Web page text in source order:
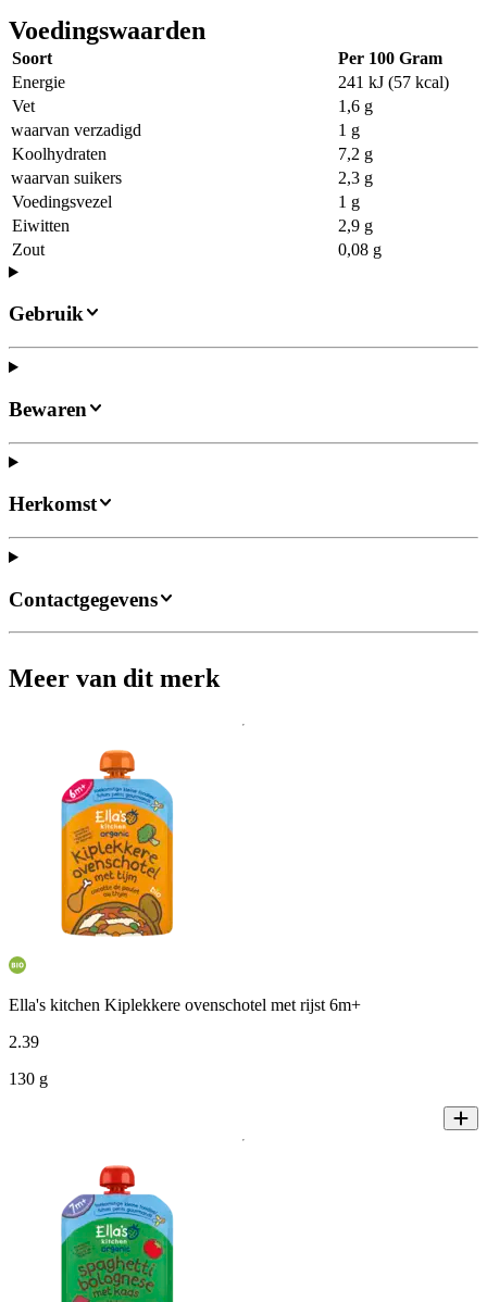
Voedingswaarden
Soort
Per 100 Gram
Energie
241 kJ (57 kcal)
Vet
1,6 g
waarvan verzadigd
1 g
Koolhydraten
7,2 g
waarvan suikers
2,3 g
Voedingsvezel
1 g
Eiwitten
2,9 g
Zout
0,08 g
Gebruik
Bewaren
Herkomst
Contactgegevens
Meer van dit merk
Ella's kitchen Kiplekkere ovenschotel met rijst 6m+
2.39
130 g